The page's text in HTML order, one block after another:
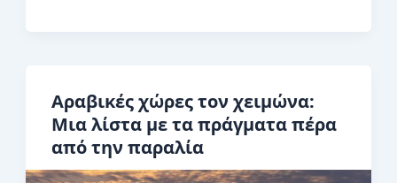
Παλαουάν,
Φιλιππίνες.
Όλα
Αραβικές χώρες τον χειμώνα:
Μια λίστα με τα πράγματα πέρα ​​
από την παραλία